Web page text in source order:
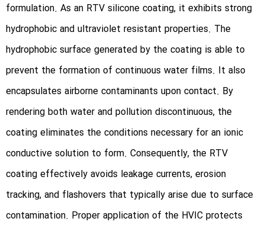
formulation. As an RTV silicone coating, it exhibits strong
hydrophobic and ultraviolet resistant properties. The
hydrophobic surface generated by the coating is able to
prevent the formation of continuous water films. It also
encapsulates airborne contaminants upon contact. By
rendering both water and pollution discontinuous, the
coating eliminates the conditions necessary for an ionic
conductive solution to form. Consequently, the RTV
coating effectively avoids leakage currents, erosion
tracking, and flashovers that typically arise due to surface
contamination. Proper application of the HVIC protects